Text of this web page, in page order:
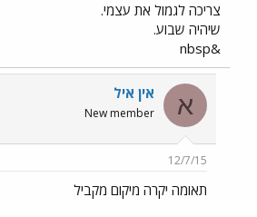
צריכה לגמול את עצמי.
שיהיה שבוע.
&nbsp
א אין איל
New member
12/7/15
תאומה יקרה מיקום מקביל